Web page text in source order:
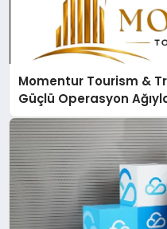
Momentur Tourism &
Güçlü Operasyon